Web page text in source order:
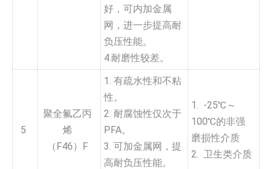
好，可内加金属
网，进一步提高耐
负压性能。
4.耐磨性较差。
5
聚全氟乙丙
烯
（F46）F
1. 有疏水性和不粘
性。
2. 耐腐蚀性仅次于
PFA。
3. 可加金属网，提
高耐负压性能。
1. -25℃～
100℃的非强
磨损性介质
2. 卫生类介质